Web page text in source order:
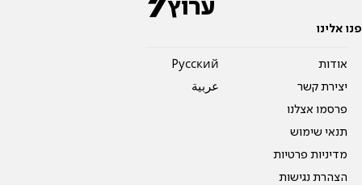
פנו אלינו
אודות
יצירת קשר
פרסמו אצלנו
תנאי שימוש
מדיניות פרטיות
הצהרת נגישות
Pусский
عربية